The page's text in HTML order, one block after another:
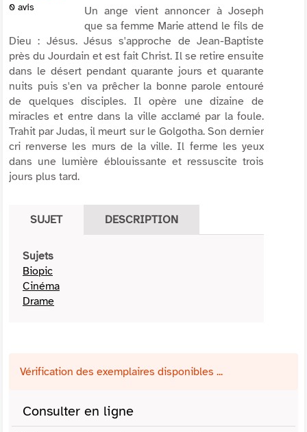
0 avis
Un ange vient annoncer à Joseph
que sa femme Marie attend le fils de
Dieu : Jésus. Jésus s'approche de Jean-Baptiste
près du Jourdain et est fait Christ. Il se retire ensuite
dans le désert pendant quarante jours et quarante
nuits puis s'en va prêcher la bonne parole entouré
de quelques disciples. Il opère une dizaine de
miracles et entre dans la ville acclamé par la foule.
Trahit par Judas, il meurt sur le Golgotha. Son dernier
cri renverse les murs de la ville. Il ferme les yeux
dans une lumière éblouissante et ressuscite trois
jours plus tard.
SUJET DESCRIPTION
Sujets
Biopic
Cinéma
Drame
Vérification des exemplaires disponibles ...
Consulter en ligne